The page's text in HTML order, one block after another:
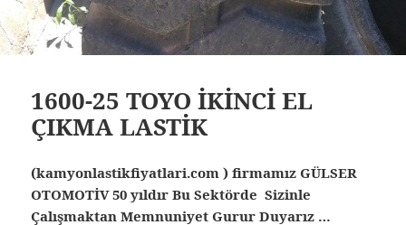
1600-25 TOYO İKİNCİ EL
ÇIKMA LASTİK
(kamyonlastikfiyatlari.com ) firmamız GÜLSER
OTOMOTİV 50 yıldır Bu Sektörde Sizinle
Çalışmaktan Memnuniyet Gurur Duyarız …